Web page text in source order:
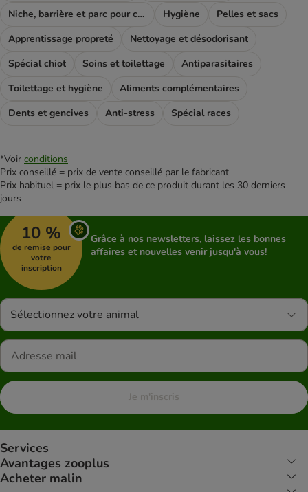
Niche, barrière et parc pour chien
Hygiène
Pelles et sacs
Apprentissage propreté
Nettoyage et désodorisant
Spécial chiot
Soins et toilettage
Antiparasitaires
Toilettage et hygiène
Aliments complémentaires
Dents et gencives
Anti-stress Spécial races
*Voir conditions
Prix conseillé = prix de vente conseillé par le fabricant
Prix habituel = prix le plus bas de ce produit durant les 30 derniers
jours
10 %
de remise pour
votre
inscription
Grâce à nos newsletters, laissez les bonnes
affaires et nouvelles venir jusqu'à vous!
Sélectionnez votre animal
Je m'inscris
Services
Avantages zooplus
Acheter malin